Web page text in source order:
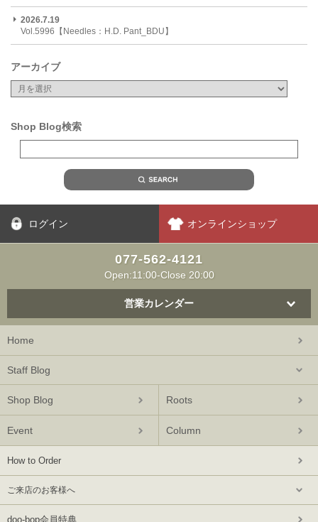
2026.7.19
Vol.5996【Needles：H.D. Pant_BDU】
アーカイブ
Shop Blog検索
ログイン オンラインショップ
077-562-4121
Open:11:00-Close 20:00
営業カレンダー
Home
Staff Blog
Shop Blog Roots
Event Column
How to Order
ご来店のお客様へ
doo-bop会員特典